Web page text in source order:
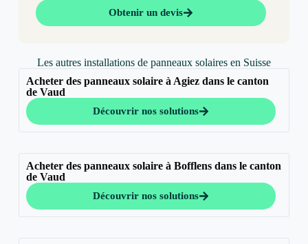
Obtenir un devis
Les autres installations de panneaux solaires en Suisse
Acheter des panneaux solaire à Agiez dans le canton
de Vaud
Découvrir nos solutions
Acheter des panneaux solaire à Bofflens dans le canton
de Vaud
Découvrir nos solutions